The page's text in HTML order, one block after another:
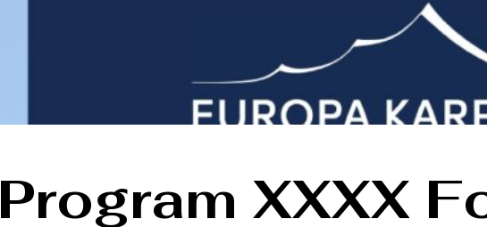
Program XXXX